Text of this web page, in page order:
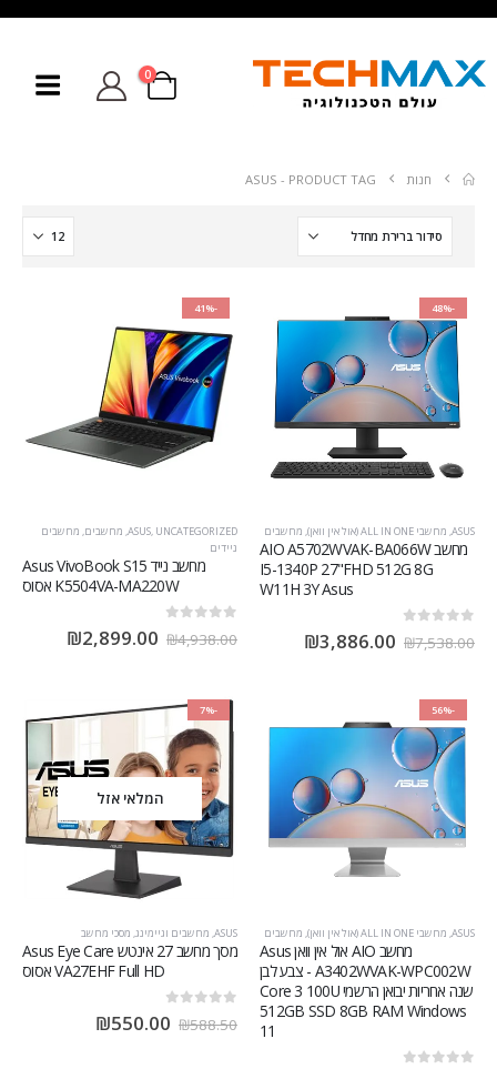
0
חנות PRODUCT TAG -
ASUS
-48%
ASUS
, מחשבי ALL IN ONE (אול אין וואן) , מחשבים
מחשב AIO A5702WVAK-BA066W
I5-1340P 27"FHD 512G 8G
W11H 3Y Asus
₪7,538.00
₪3,886.00
-41%
ASUS, UNCATEGORIZED
, מחשבים, מחשבים
ניידים
מחשב נייד Asus VivoBook S15
K5504VA-MA220W אסוס
₪4,938.00
₪2,899.00
-56%
ASUS
, מחשבי ALL IN ONE (אול אין וואן) , מחשבים
מחשב AIO אול אין וואן Asus
A3402WVAK-WPC002W - צבע לבן
שנה אחריות יבואן הרשמי Core 3 100U
512GB SSD 8GB RAM Windows
11
-7%
המלאי אזל
ASUS
, מחשבים וגיימינג, מסכי מחשב
מסך מחשב ‏27 ‏אינטש Asus Eye Care
VA27EHF Full HD אסוס
₪588.50
₪550.00